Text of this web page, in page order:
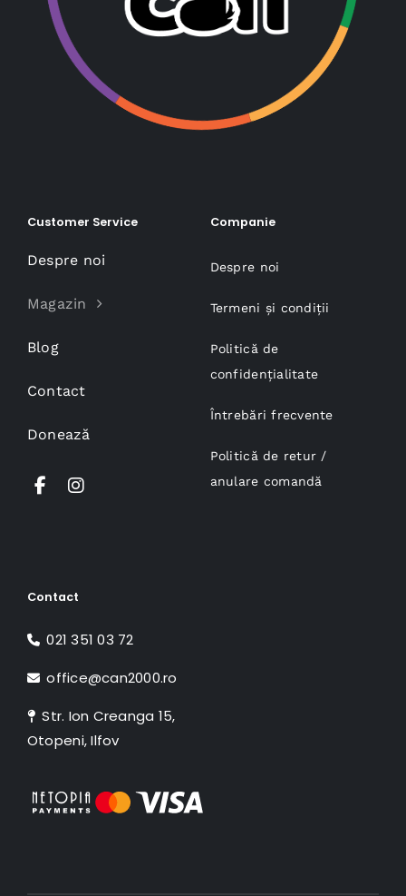
Customer Service
Despre noi
Magazin
Blog
Contact
Donează
Companie
Despre noi
Termeni și condiții
Politică de
confidențialitate
Întrebări frecvente
Politică de retur /
anulare comandă
Contact
021 351 03 72
office@can2000.ro
Str. Ion Creanga 15,
Otopeni, Ilfov